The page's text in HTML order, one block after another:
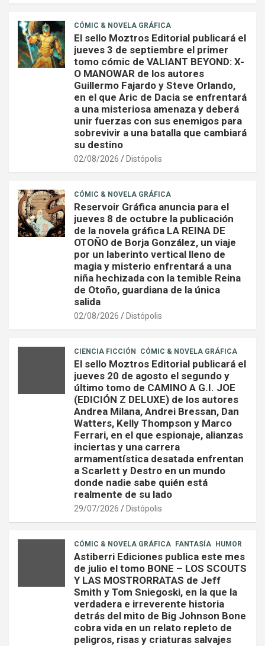
CÓMIC & NOVELA GRÁFICA
El sello Moztros Editorial publicará el
jueves 3 de septiembre el primer
tomo cómic de VALIANT BEYOND: X-
O MANOWAR de los autores
Guillermo Fajardo y Steve Orlando,
en el que Aric de Dacia se enfrentará
a una misteriosa amenaza y deberá
unir fuerzas con sus enemigos para
sobrevivir a una batalla que cambiará
su destino
02/08/2026 Distópolis
CÓMIC & NOVELA GRÁFICA
Reservoir Gráfica anuncia para el
jueves 8 de octubre la publicación
de la novela gráfica LA REINA DE
OTOÑO de Borja González, un viaje
por un laberinto vertical lleno de
magia y misterio enfrentará a una
niña hechizada con la temible Reina
de Otoño, guardiana de la única
salida
02/08/2026 Distópolis
CIENCIA FICCIÓN CÓMIC & NOVELA GRÁFICA
El sello Moztros Editorial publicará el
jueves 20 de agosto el segundo y
último tomo de CAMINO A G.I. JOE
(EDICIÓN Z DELUXE) de los autores
Andrea Milana, Andrei Bressan, Dan
Watters, Kelly Thompson y Marco
Ferrari, en el que espionaje, alianzas
inciertas y una carrera
armamentística desatada enfrentan
a Scarlett y Destro en un mundo
donde nadie sabe quién está
realmente de su lado
29/07/2026 Distópolis
CÓMIC & NOVELA GRÁFICA FANTASÍA HUMOR
Astiberri Ediciones publica este mes
de julio el tomo BONE – LOS SCOUTS
Y LAS MOSTRORRATAS de Jeff
Smith y Tom Sniegoski, en la que la
verdadera e irreverente historia
detrás del mito de Big Johnson Bone
cobra vida en un relato repleto de
peligros, risas y criaturas salvajes